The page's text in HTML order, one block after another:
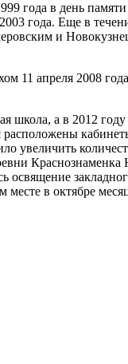
года в день
года. Еще в
и
апреля 2008
школа, а в 2012
увеличить
в октябре